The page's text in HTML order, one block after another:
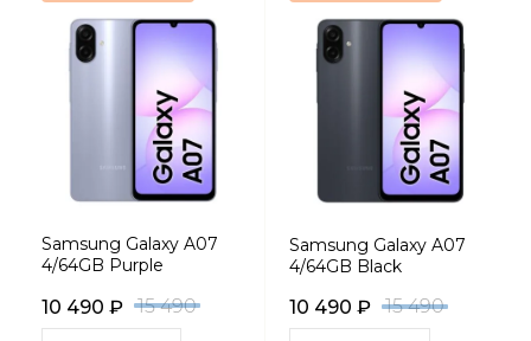
Samsung Galaxy A07
4/64GB Purple
10 490 ₽ 15 490
Samsung Galaxy A07
4/64GB Black
10 490 ₽ 15 490